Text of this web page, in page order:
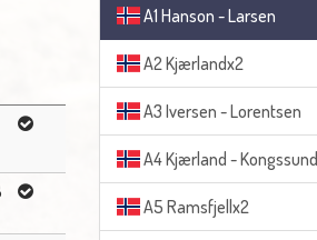
A1 Hanson - Larsen
A2 Kjærlandx2
A3 Iversen - Lorentsen
A4 Kjærland - Kongssund
A5 Ramsfjellx2